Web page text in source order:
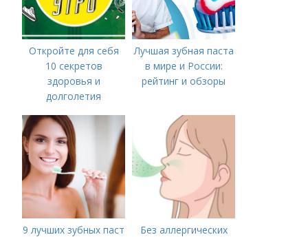
Откройте для себя
10 секретов
здоровья и
долголетия
Лучшая зубная паста
в мире и России:
рейтинг и обзоры
9 лучших зубных паст
Без аллергических